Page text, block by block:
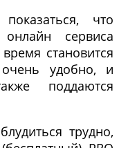
что
сервиса
становится
удобно, и
поддаются
трудно,